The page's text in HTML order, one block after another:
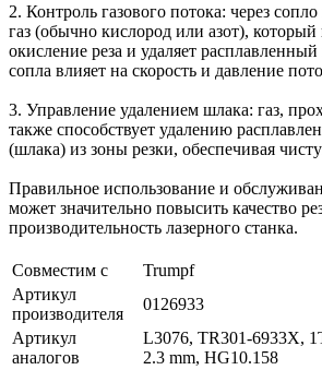
2. Контроль газового потока: через
газ (обычно кислород или азот), который
окисление реза и удаляет
сопла влияет на скорость и давление
3. Управление удалением шлака: газ,
также способствует удалению
(шлака) из зоны резки, обеспечивая
Правильное использование и
может значительно повысить качество
производительность лазерного станка.
Совместим с
Trumpf
Артикул
производителя
0126933
Артикул
аналогов
L3076, TR301-6933X,
2.3 mm, HG10.158